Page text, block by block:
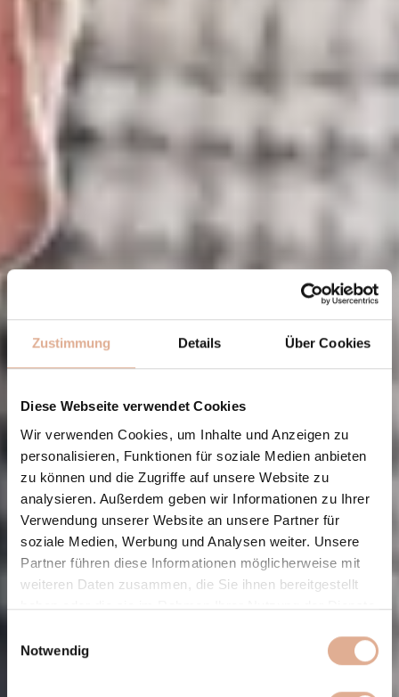
Zustimmung Details Über Cookies
Diese Webseite verwendet Cookies
Wir verwenden Cookies, um Inhalte und Anzeigen zu
personalisieren, Funktionen für soziale Medien anbieten
zu können und die Zugriffe auf unsere Website zu
analysieren. Außerdem geben wir Informationen zu Ihrer
Verwendung unserer Website an unsere Partner für
soziale Medien, Werbung und Analysen weiter. Unsere
Partner führen diese Informationen möglicherweise mit
weiteren Daten zusammen, die Sie ihnen bereitgestellt
haben oder die sie im Rahmen Ihrer Nutzung der Dienste
Notwendig